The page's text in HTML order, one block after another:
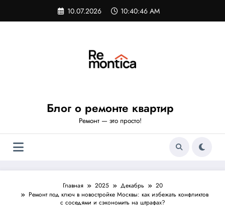
содержимому
10.07.2026 10:40:47 AM
Блог о ремонте квартир
Ремонт — это просто!
Главная 2025 Декабрь
20
Ремонт под ключ в новостройке Москвы: как избежать конфликтов
с соседями и сэкономить на штрафах?